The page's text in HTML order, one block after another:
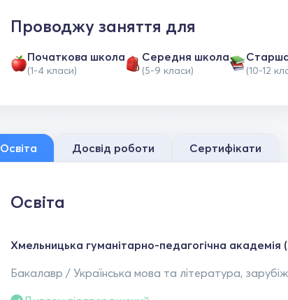
Проводжу заняття для
Початкова школа
(1-4 класи)
Середня школа
(5-9 класи) (10-12
Освіта Досвід роботи Сертифікати
Освіта
Хмельницька гуманітарно-педагогічна академія
Бакалавр / Українська мова та література,